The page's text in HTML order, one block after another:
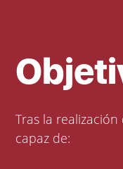
Tras la
capaz de: